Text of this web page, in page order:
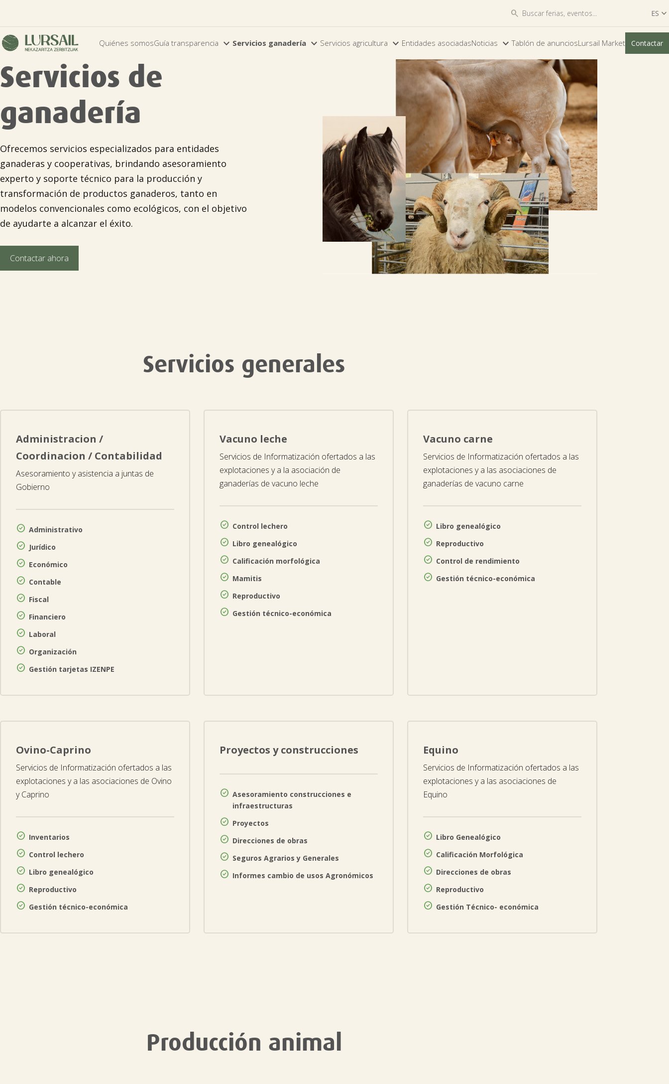
 ES 
ES
EU
Quiénes somosGuía transparencia  Servicios ganadería  Servicios agricultura  Entidades asociadasNoticias Tablón de anunciosLursail Market Contactar
Servicios de
ganadería
Ofrecemos servicios especializados para entidades
ganaderas y cooperativas, brindando asesoramiento
experto y soporte técnico para la producción y
transformación de productos ganaderos, tanto en
modelos convencionales como ecológicos, con el objetivo
de ayudarte a alcanzar el éxito.
Contactar ahora
Servicios generales
Administracion /
Coordinacion / Contabilidad
Asesoramiento y asistencia a juntas de
Gobierno
 Administrativo
 Jurídico
 Económico
 Contable
 Fiscal
 Financiero
 Laboral
 Organización
 Gestión tarjetas IZENPE
Vacuno leche
Servicios de Informatización ofertados a las
explotaciones y a la asociación de
ganaderías de vacuno leche
 Control lechero
 Libro genealógico
 Calificación morfológica
 Mamitis
 Reproductivo
 Gestión técnico-económica
Vacuno carne
Servicios de Informatización ofertados a las
explotaciones y a las asociaciones de
ganaderías de vacuno carne
 Libro genealógico
 Reproductivo
 Control de rendimiento
 Gestión técnico-económica
Ovino-Caprino
Servicios de Informatización ofertados a las
explotaciones y a las asociaciones de Ovino
y Caprino
 Inventarios
 Control lechero
 Libro genealógico
 Reproductivo
 Gestión técnico-económica
Proyectos y construcciones
 Asesoramiento construcciones e
infraestructuras
 Proyectos
 Direcciones de obras
 Seguros Agrarios y Generales
 Informes cambio de usos Agronómicos
Equino
Servicios de Informatización ofertados a las
explotaciones y a las asociaciones de
Equino
 Libro Genealógico
 Calificación Morfológica
 Direcciones de obras
 Reproductivo
 Gestión Técnico- económica
Producción animal